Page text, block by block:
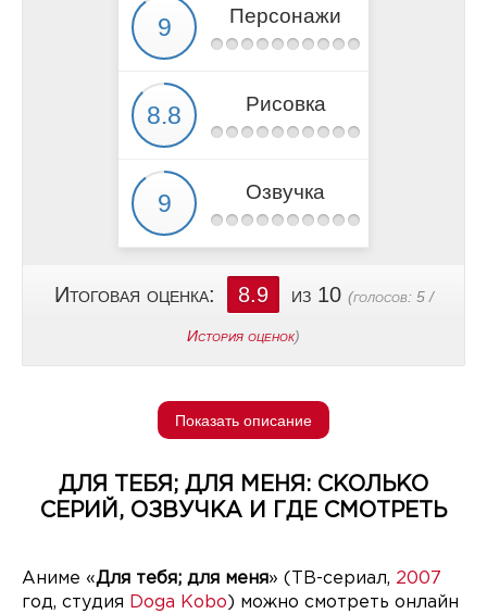
Персонажи
Рисовка
Озвучка
Итоговая оценка: 8.9 из 10 (голосов: 5/
История оценок)
Показать описание
ДЛЯ ТЕБЯ; ДЛЯ МЕНЯ: СКОЛЬКО
СЕРИЙ, ОЗВУЧКА И ГДЕ СМОТРЕТЬ
Аниме «Для тебя; для меня» (ТВ-сериал, 2007
год, студия Doga Kobo ) можно смотреть онлайн